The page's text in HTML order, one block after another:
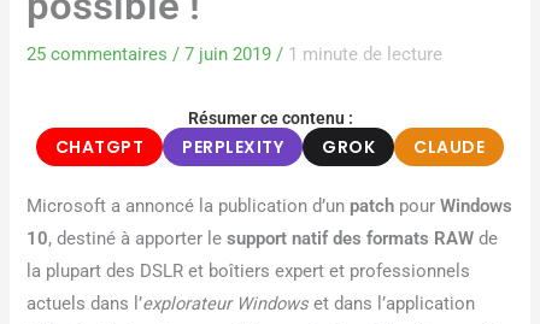
25 commentaires /7 juin 2019/ 1 minute de lecture
Résumer ce contenu :
CHATGPT PERPLEXITY GROK CLAUDE
Microsoft a annoncé la publication d’un patch pourWindows
10, destiné à apporter lesupport natif des formats RAW de
la plupart des DSLR et boîtiers expert et professionnels
actuels dans l’explorateur Windows et dans l’application